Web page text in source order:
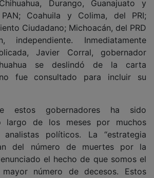
Durango, Guanajuato y
Coahuila y Colima, del PRI;
Ciudadano; Michoacán, del PRD
Inmediatamente
Javier Corral, gobernador
se deslindó de la carta
fue consultado para incluir su
estos gobernadores ha sido
largo de los meses por muchos
políticos. La “estrategia
del número de muertes por la
el hecho de que somos el
número de decesos. Estos